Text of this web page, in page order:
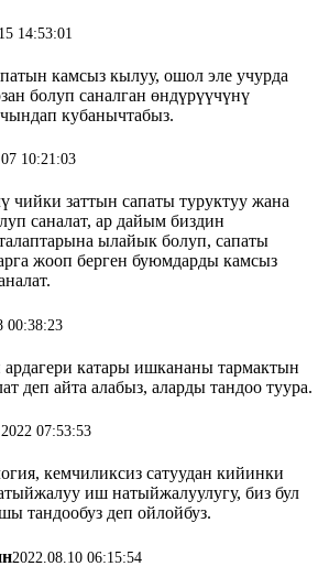
14:53:01
камсыз кылуу, ошол эле учурда
болуп саналган өндүрүүчүнү
кубанычтабыз.
10:21:03
чийки заттын сапаты туруктуу жана
саналат, ар дайым биздин
ылайык болуп, сапаты
жооп берген буюмдарды камсыз
00:38:23
ардагери катары ишкананы тармактын
деп айта алабыз, аларды тандоо туура.
07:53:53
кемчиликсиз сатуудан кийинки
иш натыйжалуулугу, биз бул
тандообуз деп ойлойбуз.
2022.08.10 06:15:54